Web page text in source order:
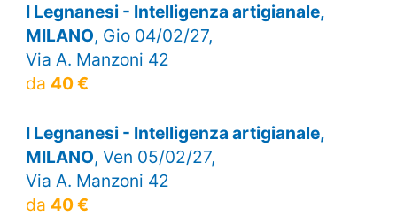
I Legnanesi - Intelligenza artigianale,
MILANO, Gio 04/02/27,
Via A. Manzoni 42
da 40 €
I Legnanesi - Intelligenza artigianale,
MILANO, Ven 05/02/27,
Via A. Manzoni 42
da 40 €